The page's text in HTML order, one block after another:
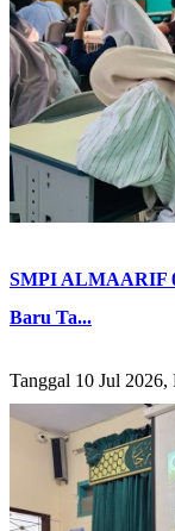
SMPI ALMAARIF
Baru Ta...
Tanggal 10 Jul 2026,